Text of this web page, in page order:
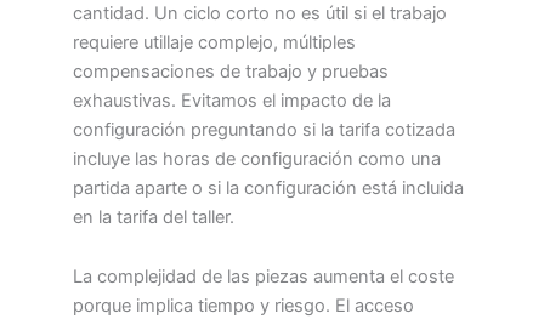
cantidad. Un ciclo corto no es útil si el trabajo
requiere utillaje complejo, múltiples
compensaciones de trabajo y pruebas
exhaustivas. Evitamos el impacto de la
configuración preguntando si la tarifa cotizada
incluye las horas de configuración como una
partida aparte o si la configuración está incluida
en la tarifa del taller.
La complejidad de las piezas aumenta el coste
porque implica tiempo y riesgo. El acceso